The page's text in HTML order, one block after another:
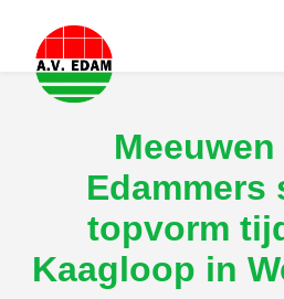
Meeuwen
Edammers
topvorm
Kaagloop in